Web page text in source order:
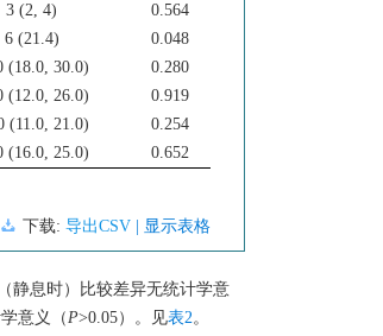
3 (2, 4)
0.564
6 (21.4)
0.048
(18.0, 30.0)
0.280
(12.0, 26.0)
0.919
(11.0, 21.0)
0.254
(16.0, 25.0)
0.652
下载: 导出CSV | 显示表格
静息时）比较差异无统计学意
意义（P>0.05）。见表2。